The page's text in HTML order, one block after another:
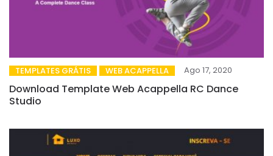
TEMPLATES GRÁTIS WEB ACAPPELLA Ago 17, 2020
Download Template Web Acappella RC Dance
Studio